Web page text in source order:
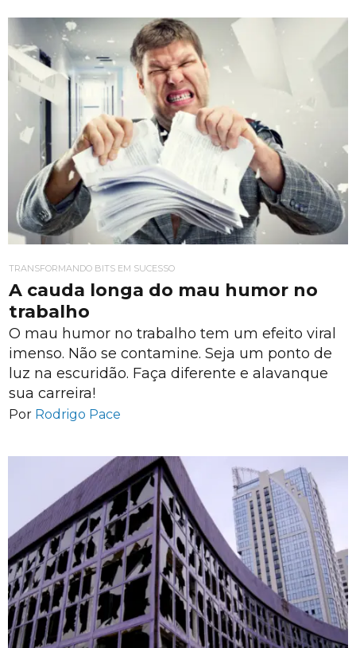
TRANSFORMANDO BITS EM SUCESSO
A cauda longa do mau humor no
trabalho
O mau humor no trabalho tem um efeito viral
imenso. Não se contamine. Seja um ponto de
luz na escuridão. Faça diferente e alavanque
sua carreira!
Por Rodrigo Pace